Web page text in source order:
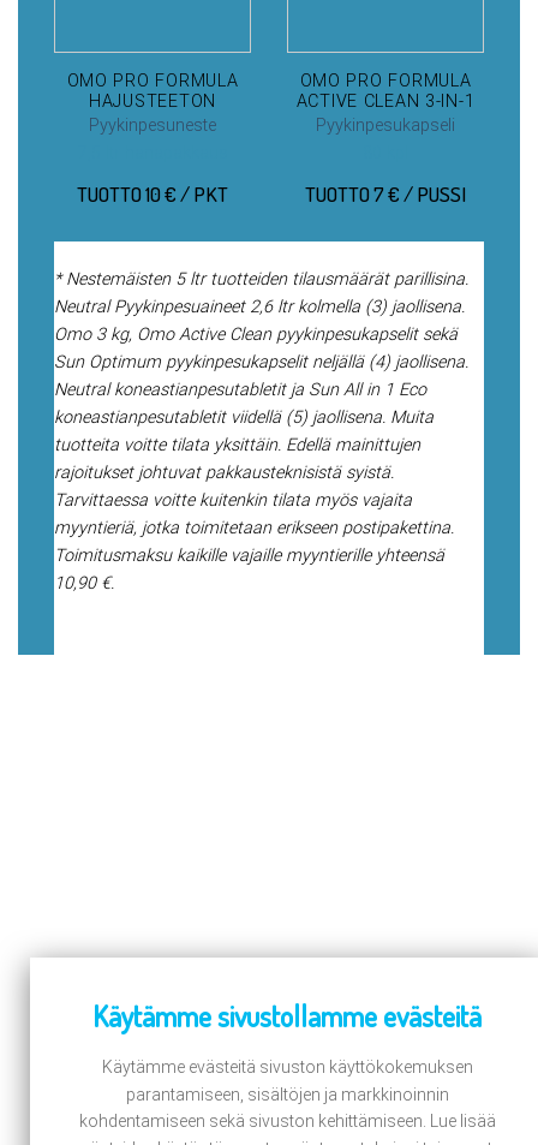
LUE LISÄÄ
OMO PRO FORMULA
HAJUSTEETON
Pyykinpesuneste
TUOTTO 10 € / PKT
LUE LISÄÄ
OMO PRO FORMULA
ACTIVE CLEAN 3-IN-1
Pyykinpesukapseli
TUOTTO 7 € / PUSSI
* Nestemäisten 5 ltr tuotteiden tilausmäärät parillisina.
Neutral Pyykinpesuaineet 2,6 ltr kolmella (3) jaollisena.
Omo 3 kg, Omo Active Clean pyykinpesukapselit sekä
Sun Optimum pyykinpesukapselit neljällä (4) jaollisena.
Neutral koneastianpesutabletit ja Sun All in 1 Eco
koneastianpesutabletit viidellä (5) jaollisena. Muita
tuotteita voitte tilata yksittäin. Edellä mainittujen
rajoitukset johtuvat pakkausteknisistä syistä.
Tarvittaessa voitte kuitenkin tilata myös vajaita
myyntieriä, jotka toimitetaan erikseen postipakettina.
Toimitusmaksu kaikille vajaille myyntierille yhteensä
10,90 €.
Käytämme sivustollamme evästeitä
Käytämme evästeitä sivuston käyttökokemuksen
parantamiseen, sisältöjen ja markkinoinnin
kohdentamiseen sekä sivuston kehittämiseen. Lue lisää